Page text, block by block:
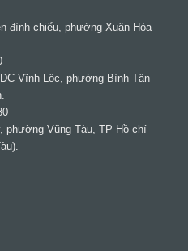
đình chiểu, phường Xuân Hòa
Vĩnh Lộc, phường Bình Tân
phường Vũng Tàu, TP Hồ chí